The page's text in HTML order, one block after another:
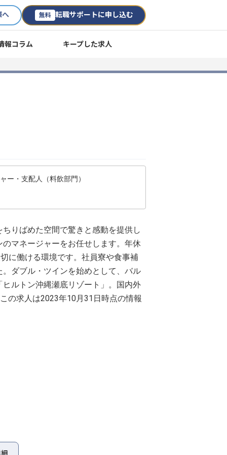
へ 無料 転職サポートに申し込む
報コラム キープした求人
ー・支配人（料飲部門）
りばめた空間で驚きと感動を提供し
マネージャーをお任せします。年休
に働ける環境です。社員寮や食事補
ダブル・ツインを始めとして、バル
ルトン沖縄瀬底リゾート」。国内外
の求人は2023年10月31日時点の情報